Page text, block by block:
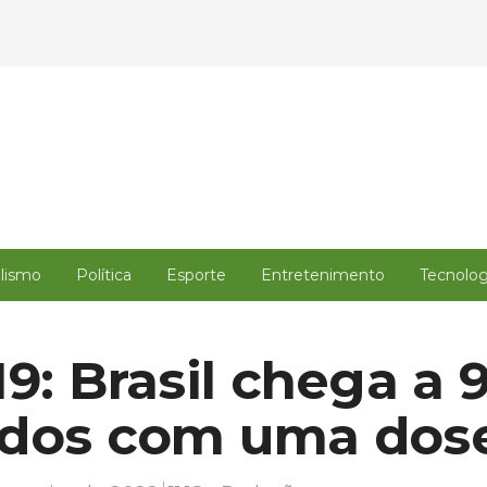
Política Esporte Entretenimento
Brasil chega a
com uma